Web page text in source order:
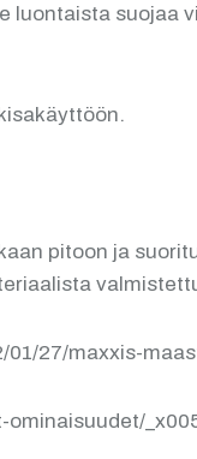
luontaista suojaa
pitoon ja
01/27/maxxis-